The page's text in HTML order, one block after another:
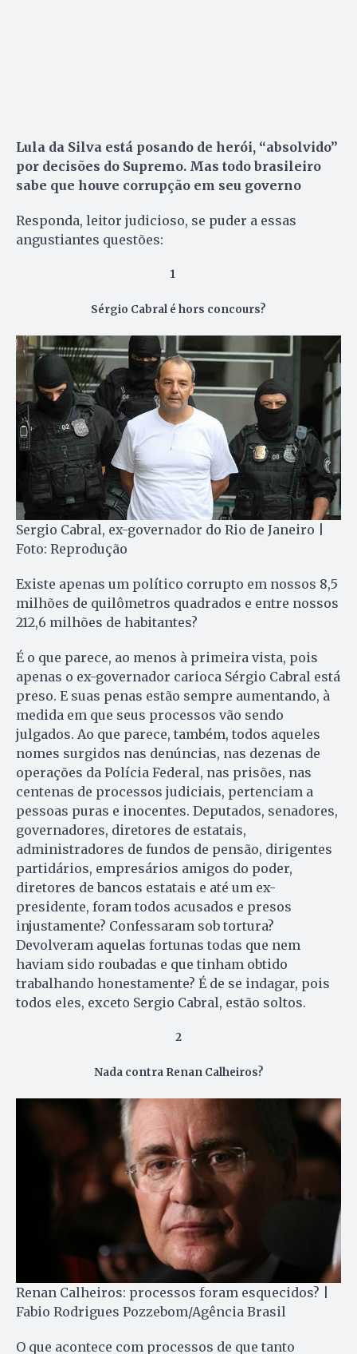
Lula da Silva está posando de herói, “absolvido”
por decisões do Supremo. Mas todo brasileiro
sabe que houve corrupção em seu governo
Responda, leitor judicioso, se puder a essas
angustiantes questões:
1
Sérgio Cabral é hors concours?
Sergio Cabral, ex-governador do Rio de Janeiro |
Foto: Reprodução
Existe apenas um político corrupto em nossos 8,5
milhões de quilômetros quadrados e entre nossos
212,6 milhões de habitantes?
É o que parece, ao menos à primeira vista, pois
apenas o ex-governador carioca Sérgio Cabral está
preso. E suas penas estão sempre aumentando, à
medida em que seus processos vão sendo
julgados. Ao que parece, também, todos aqueles
nomes surgidos nas denúncias, nas dezenas de
operações da Polícia Federal, nas prisões, nas
centenas de processos judiciais, pertenciam a
pessoas puras e inocentes. Deputados, senadores,
governadores, diretores de estatais,
administradores de fundos de pensão, dirigentes
partidários, empresários amigos do poder,
diretores de bancos estatais e até um ex-
presidente, foram todos acusados e presos
injustamente? Confessaram sob tortura?
Devolveram aquelas fortunas todas que nem
haviam sido roubadas e que tinham obtido
trabalhando honestamente? É de se indagar, pois
todos eles, exceto Sergio Cabral, estão soltos.
2
Nada contra Renan Calheiros?
Renan Calheiros: processos foram esquecidos? |
Fabio Rodrigues Pozzebom/Agência Brasil
O que acontece com processos de que tanto